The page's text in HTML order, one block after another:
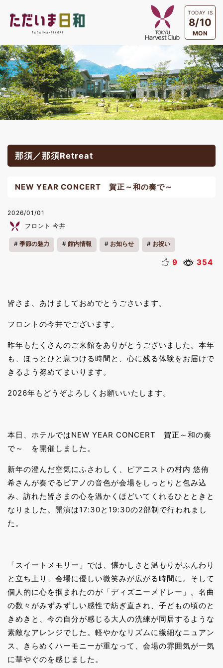
TODAY IS
8/10
MON
那須／那須Retreat
NEW YEAR CONCERT 賀正～和の奏で～
2026/01/01
フロント 今井
季節の魅力 館内情報 お知らせ お祝い
9 354
皆さま、あけましておめでとうごさいます。
フロントの今井でございます。
昨年もたくさんのご来館をありがとうございました。本年
も、ほっとひと息つける時間と、心に残る体験をお届けで
きるよう努めてまいります。
2026年もどうぞよろしくお願いいたします。
本日、ホテルではNEW YEAR CONCERT 賀正～和の奏
で～ を開催しました。
新年の澄んだ空気にふさわしく、ピアニストの村内 悠侑
希さんが奏でるピアノの音色が会場をしっとりと包み込
み、訪れた皆さまの心を温かくほどいてくれるひとときと
なりました。開演は17:30と19:30の2部制で行われまし
た。
「スイートメモリー」では、懐かしさと温もりがふんわり
と立ち上り、会場に優しい微笑みが広がる時間に。そして
個人的に心を掴まれたのが「ディズニーメドレー」。名曲
の数々がみずみずしい感性で紡ぎ直され、子どもの頃のと
きめきと、今の自分が感じる大人の洗練が同居するような
素敵なアレンジでした。軽やかなリズムに繊細なニュアン
ス、きらめくハーモニーが重なって、会場の雰囲気が一気
に華やぐのを感じました。